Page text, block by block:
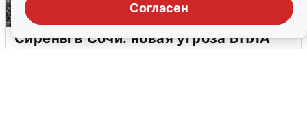
Согласен
Сирены в Сочи: новая угроза БПЛА